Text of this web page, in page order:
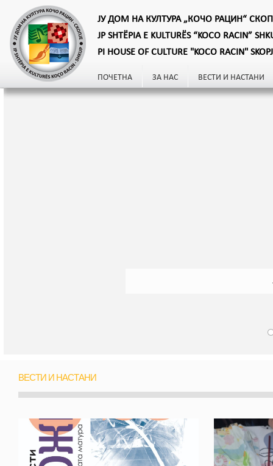
ЈУ ДОМ НА КУЛТУРА „КОЧО РАЦИН“
JP SHTËPIA E KULTURËS “KOCO RACIN”
PI HOUSE OF CULTURE "KOCO RACIN"
ПОЧЕТНА ЗА НАС ВЕСТИ И НАСТАНИ
ВЕСТИ И НАСТАНИ